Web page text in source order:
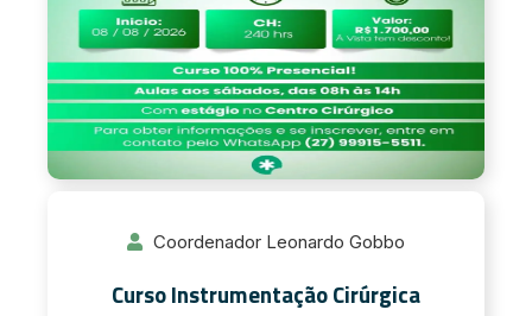
Coordenador Leonardo Gobbo
Curso Instrumentação Cirúrgica